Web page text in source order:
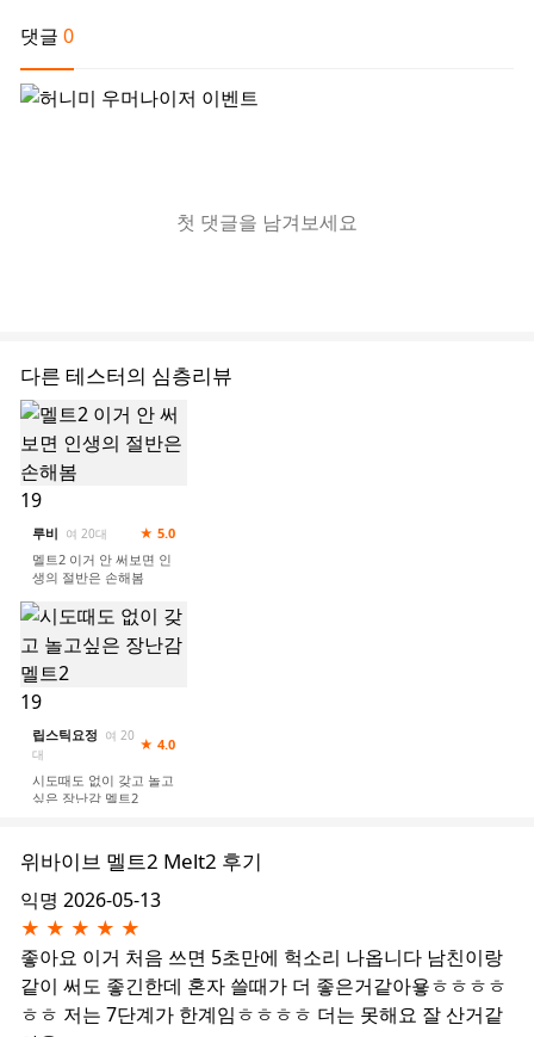
댓글 0
첫 댓글을 남겨보세요
다른 테스터의 심층리뷰
19
루비 여 20대
★ 5.0
멜트2 이거 안 써보면 인
생의 절반은 손해봄
19
립스틱요정 여 20
대
★ 4.0
시도때도 없이 갖고 놀고
싶은 장난감 멜트2
위바이브 멜트2 Melt2 후기
익명 2026-05-13
★ ★ ★ ★ ★
좋아요 이거 처음 쓰면 5초만에 헉소리 나옵니다 남친이랑
같이 써도 좋긴한데 혼자 쓸때가 더 좋은거같아욯ㅎㅎㅎㅎ
ㅎㅎ 저는 7단계가 한계임ㅎㅎㅎㅎ 더는 못해요 잘 산거같